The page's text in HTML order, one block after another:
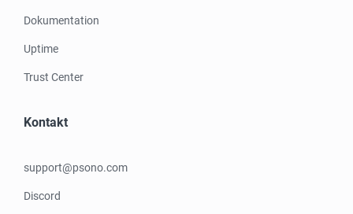
Dokumentation
Uptime
Trust Center
Kontakt
support@psono.com
Discord